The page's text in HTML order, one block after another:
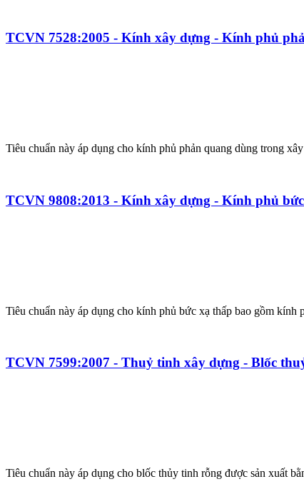
TCVN 7528:2005 - Kính xây dựng - Kính phủ
Tiêu chuẩn này áp dụng cho kính phủ phản quang dùng trong
TCVN 9808:2013 - Kính xây dựng - Kính phủ
Tiêu chuẩn này áp dụng cho kính phủ bức xạ thấp bao gồm
TCVN 7599:2007 - Thuỷ tinh xây dựng - Blốc
Tiêu chuẩn này áp dụng cho blốc thủy tinh rỗng được sản xuất